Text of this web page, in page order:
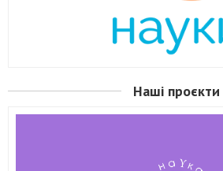
Наші проєкти